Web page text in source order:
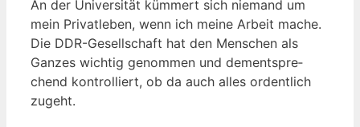
An der Uni­ver­si­tät küm­mert sich nie­mand um
mein Pri­vat­le­ben, wenn ich mei­ne Arbeit mache.
Die DDR-Gesell­schaft hat den Men­schen als
Gan­zes wich­tig genom­men und dem­entspre­
chend kon­trol­liert, ob da auch alles ordent­lich
zugeht.